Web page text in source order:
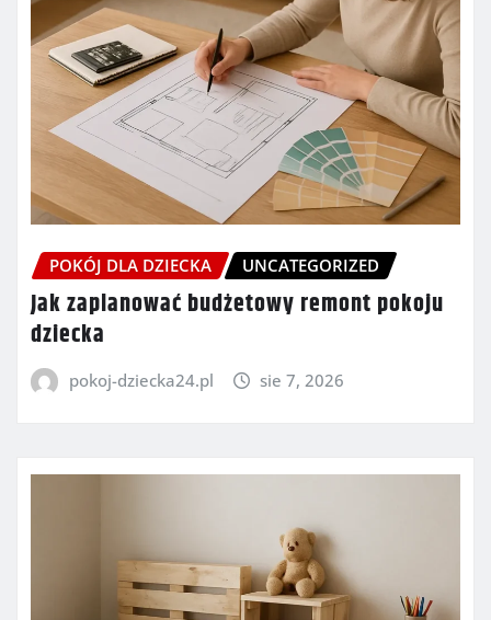
POKÓJ DLA DZIECKA UNCATEGORIZED
Jak zaplanować budżetowy remont pokoju
dziecka
pokoj-dziecka24.pl sie 7, 2026